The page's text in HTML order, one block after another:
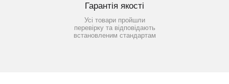
Гарантія якості
Усі товари пройшли
перевірку та відповідають
встановленим стандартам